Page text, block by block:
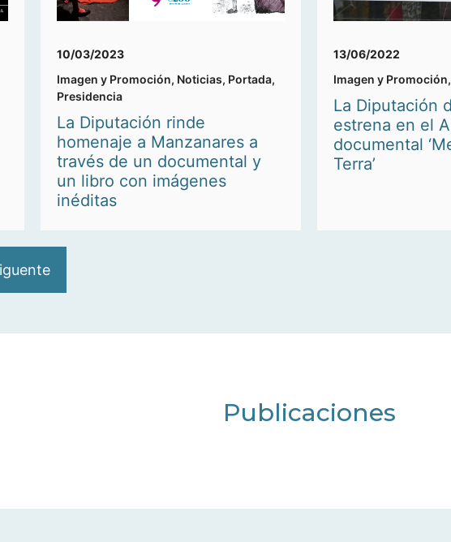
10/03/2023
Imagen y Promoción, Noticias, Portada,
Presidencia
La Diputación rinde
homenaje a Manzanares a
través de un documental y
un libro con imágenes
inéditas
13/06/2022
Imagen y Promoción,
La Diputación
estrena en el
documental
Terra’
Publicaciones